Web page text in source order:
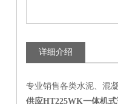
详细介绍
专业销售各类水泥、混
供应HT225WK一体机